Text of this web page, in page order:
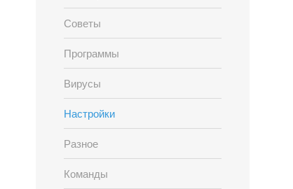
Советы
Программы
Вирусы
Настройки
Разное
Команды